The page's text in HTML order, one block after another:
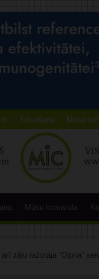
Tulkošana Mūsu
Mūsu komanda
zāļu ražotāja “Olpha”